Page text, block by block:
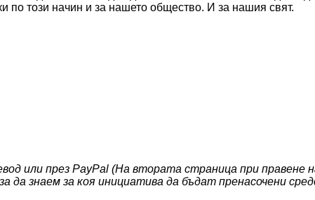
по този начин и за нашето общество. И за нашия свят.
или през PayPal (На втората страница при правене
знаем за коя инициатива да бъдат пренасочени